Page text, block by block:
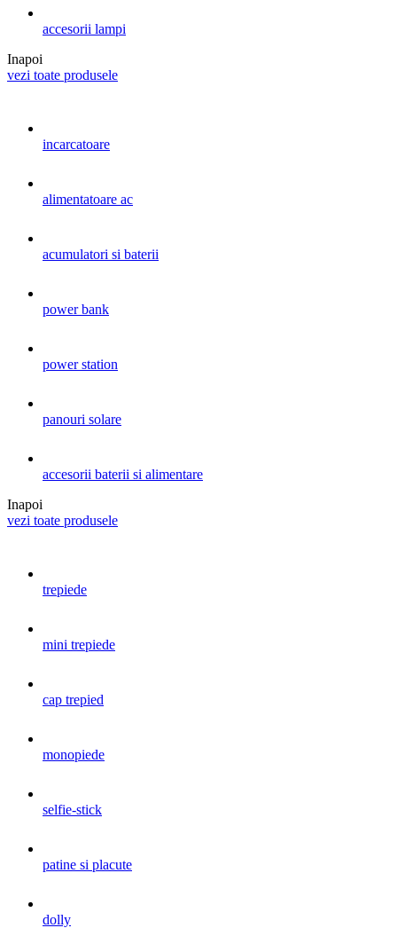
accesorii lampi
Inapoi
vezi toate produsele
incarcatoare
alimentatoare ac
acumulatori si baterii
power bank
power station
panouri solare
accesorii baterii si alimentare
Inapoi
vezi toate produsele
trepiede
mini trepiede
cap trepied
monopiede
selfie-stick
patine si placute
dolly